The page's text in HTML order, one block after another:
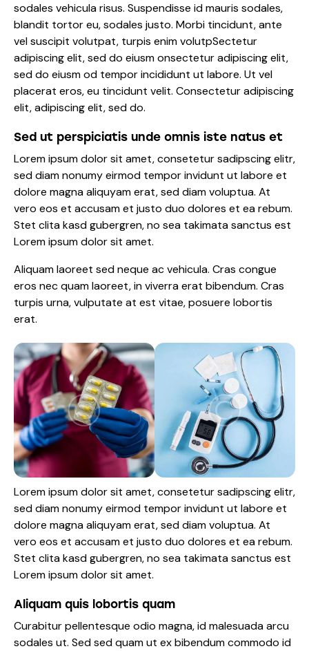
sodales vehicula risus. Suspendisse id mauris sodales,
blandit tortor eu, sodales justo. Morbi tincidunt, ante
vel suscipit volutpat, turpis enim volutpSectetur
adipiscing elit, sed do eiusm onsectetur adipiscing elit,
sed do eiusm od tempor incididunt ut labore. Ut vel
placerat eros, eu tincidunt velit. Consectetur adipiscing
elit, adipiscing elit, sed do.
Sed ut perspiciatis unde omnis iste natus et
Lorem ipsum dolor sit amet, consetetur sadipscing elitr,
sed diam nonumy eirmod tempor invidunt ut labore et
dolore magna aliquyam erat, sed diam voluptua. At
vero eos et accusam et justo duo dolores et ea rebum.
Stet clita kasd gubergren, no sea takimata sanctus est
Lorem ipsum dolor sit amet.
Aliquam laoreet sed neque ac vehicula. Cras congue
eros nec quam laoreet, in viverra erat bibendum. Cras
turpis urna, vulputate at est vitae, posuere lobortis
erat.
Lorem ipsum dolor sit amet, consetetur sadipscing elitr,
sed diam nonumy eirmod tempor invidunt ut labore et
dolore magna aliquyam erat, sed diam voluptua. At
vero eos et accusam et justo duo dolores et ea rebum.
Stet clita kasd gubergren, no sea takimata sanctus est
Lorem ipsum dolor sit amet.
Aliquam quis lobortis quam
Curabitur pellentesque odio magna, id malesuada arcu
sodales ut. Sed sed quam ut ex bibendum commodo id